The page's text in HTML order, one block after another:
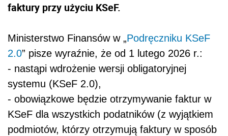
faktury przy użyciu KSeF.
Ministerstwo Finansów w „Podręczniku KSeF
2.0” pisze wyraźnie, że od 1 lutego 2026 r.:
- nastąpi wdrożenie wersji obligatoryjnej
systemu (KSeF 2.0),
- obowiązkowe będzie otrzymywanie faktur w
KSeF dla wszystkich podatników (z wyjątkiem
podmiotów, którzy otrzymują faktury w sposób